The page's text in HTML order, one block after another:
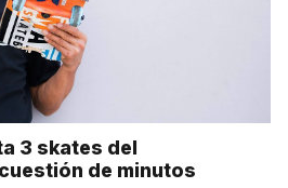
3 skates del
de minutos